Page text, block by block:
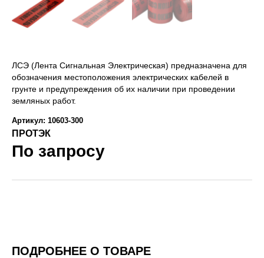
ЛСЭ (Лента Сигнальная Электрическая) предназначена для
обозначения местоположения электрических кабелей в
грунте и предупреждения об их наличии при проведении
земляных работ.
Артикул: 10603-300
ПРОТЭК
По запросу
ПОДРОБНЕЕ О ТОВАРЕ